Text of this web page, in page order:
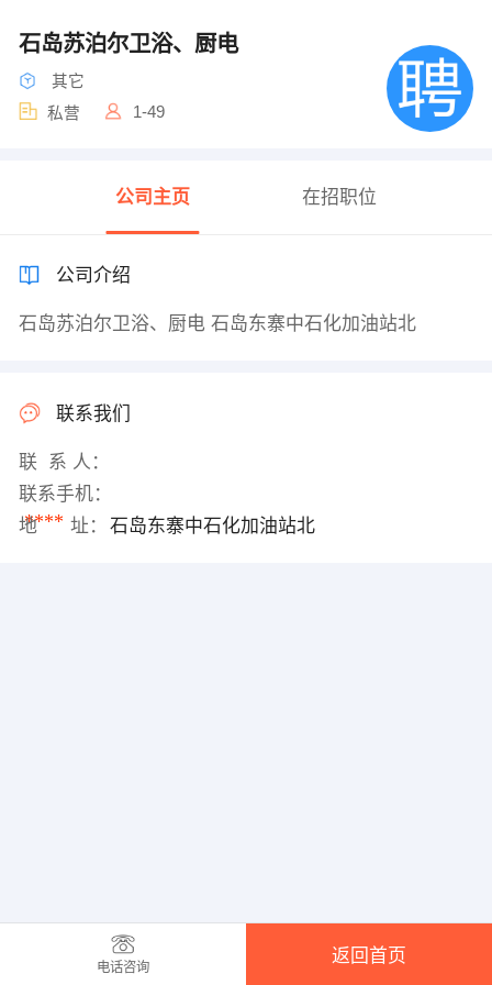
石岛苏泊尔卫浴、厨电
其它
私营
1-49
公司主页 在招职位
公司介绍
石岛苏泊尔卫浴、厨电 石岛东寨中石化加油站北
联系我们
联 系 人：
联系手机：
****
地 址： 石岛东寨中石化加油站北
电话咨询
返回首页